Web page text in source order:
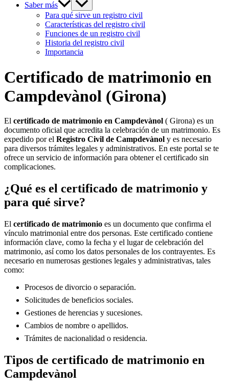
Saber más
Para qué sirve un registro civil
Características del registro civil
Funciones de un registro civil
Historia del registro civil
Importancia
Certificado de matrimonio en
Campdevànol (Girona)
El certificado de matrimonio en Campdevànol ( Girona) es un
documento oficial que acredita la celebración de un matrimonio. Es
expedido por el Registro Civil de Campdevànol y es necesario
para diversos trámites legales y administrativos. En este portal se te
ofrece un servicio de información para obtener el certificado sin
complicaciones.
¿Qué es el certificado de matrimonio y
para qué sirve?
El certificado de matrimonio es un documento que confirma el
vínculo matrimonial entre dos personas. Este certificado contiene
información clave, como la fecha y el lugar de celebración del
matrimonio, así como los datos personales de los contrayentes. Es
necesario en numerosas gestiones legales y administrativas, tales
como:
Procesos de divorcio o separación.
Solicitudes de beneficios sociales.
Gestiones de herencias y sucesiones.
Cambios de nombre o apellidos.
Trámites de nacionalidad o residencia.
Tipos de certificado de matrimonio en
Campdevànol